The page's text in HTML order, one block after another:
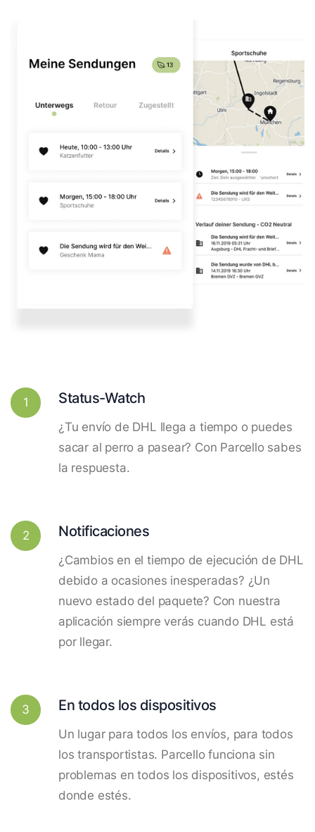
1 Status-Watch
¿Tu envío de DHL llega a tiempo o puedes
sacar al perro a pasear? Con Parcello sabes
la respuesta.
2 Notificaciones
¿Cambios en el tiempo de ejecución de DHL
debido a ocasiones inesperadas? ¿Un
nuevo estado del paquete? Con nuestra
aplicación siempre verás cuando DHL está
por llegar.
3 En todos los dispositivos
Un lugar para todos los envíos, para todos
los transportistas. Parcello funciona sin
problemas en todos los dispositivos, estés
donde estés.